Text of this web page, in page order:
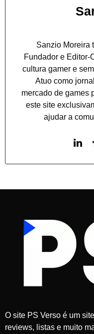
Sanzio Moreira
Fundador e Editor-
cultura gamer e
Atuo como
mercado de games
este site
ajudar a
O site PS Verso é um
reviews, listas e muito